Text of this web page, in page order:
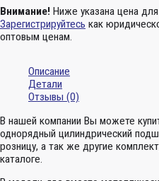
Внимание! Ниже указана цена
Зарегистрируйтесь как
оптовым ценам.
Описание
Детали
Отзывы (0)
В нашей компании Вы можете
однорядный цилиндрический
розницу, а так же другие
каталоге.